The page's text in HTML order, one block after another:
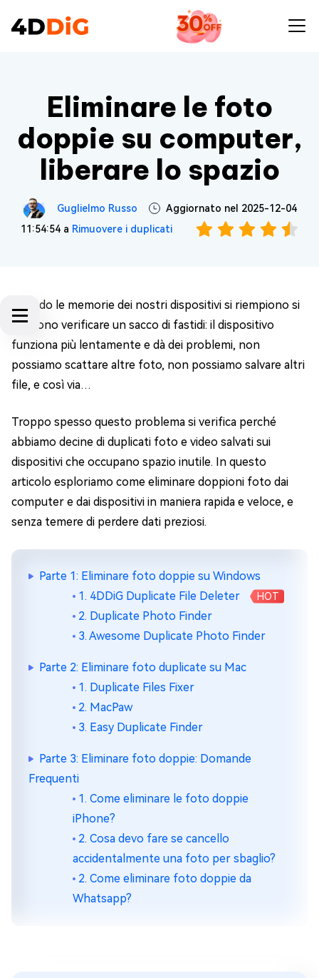
Eliminare le foto
doppie su computer,
liberare lo spazio
Guglielmo Russo
Aggiornato nel 2025-12-04
11:54:54 a Rimuovere i duplicati
Quando le memorie dei nostri dispositivi si riempiono si
possono verificare un sacco di fastidi: il dispositivo
funziona più lentamente e dà dei problemi, non
possiamo scattare altre foto, non possiamo salvare altri
file, e così via…
Troppo spesso questo problema si verifica perché
abbiamo decine di duplicati foto e video salvati sui
dispositivi che occupano spazio inutile. In questo
articolo esploriamo come eliminare doppioni foto dai
computer e dai dispositivi in maniera rapida e veloce, e
senza temere di perdere dati preziosi.
Parte 1: Eliminare foto doppie su Windows
1. 4DDiG Duplicate File Deleter
HOT
2. Duplicate Photo Finder
3. Awesome Duplicate Photo Finder
Parte 2: Eliminare foto duplicate su Mac
1. Duplicate Files Fixer
2. MacPaw
3. Easy Duplicate Finder
Parte 3: Eliminare foto doppie: Domande
Frequenti
1. Come eliminare le foto doppie
iPhone?
2. Cosa devo fare se cancello
accidentalmente una foto per sbaglio?
2. Come eliminare foto doppie da
Whatsapp?